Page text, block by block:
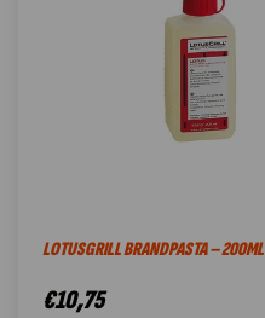
LOTUSGRILL BRANDPASTA – 200ML
€10,75